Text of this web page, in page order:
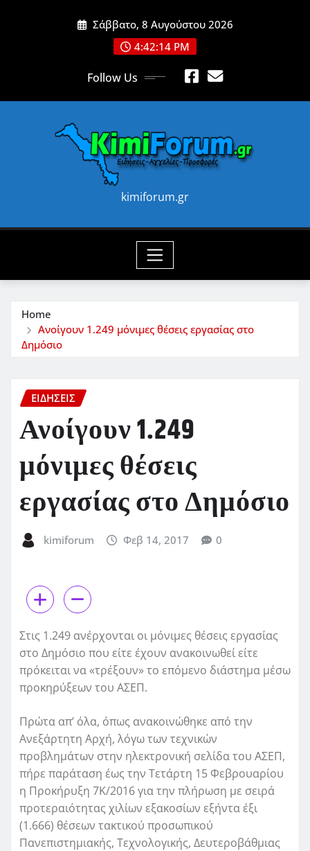
Σάββατο, 8 Αυγούστου 2026
4:42:15 PM
Follow Us
kimiforum.gr
Home
Ανοίγουν 1.249 μόνιμες θέσεις εργασίας στο
Δημόσιο
ΕΙΔΗΣΕΙΣ
Ανοίγουν 1.249
μόνιμες θέσεις
εργασίας στο Δημόσιο
kimiforum Φεβ 14, 2017 0
Στις 1.249 ανέρχονται οι μόνιμες θέσεις εργασίας
στο Δημόσιο που είτε έχουν ανακοινωθεί είτε
πρόκειται να «τρέξουν» το επόμενο διάστημα μέσω
προκηρύξεων του ΑΣΕΠ.
Πρώτα απ’ όλα, όπως ανακοινώθηκε από την
Ανεξάρτητη Αρχή, λόγω των τεχνικών
προβλημάτων στην ηλεκτρονική σελίδα του ΑΣΕΠ,
πήρε παράταση έως την Τετάρτη 15 Φεβρουαρίου
η Προκήρυξη 7Κ/2016 για την πλήρωση με σειρά
προτεραιότητας χιλίων εξακοσίων εξήντα έξι
(1.666) θέσεων τακτικού προσωπικού
Πανεπιστημιακής, Τεχνολογικής, Δευτεροβάθμιας